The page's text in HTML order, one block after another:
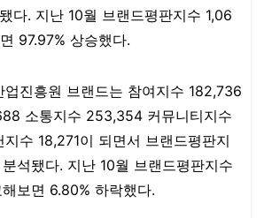
다. 지난 10월 브랜드평판지수 1,06
97.97% 상승했다.​
업진흥원 브랜드는 참여지수 182,736
소통지수 253,354 커뮤니티지수
수 18,271이 되면서 브랜드평판지
석됐다. 지난 10월 브랜드평판지수
보면 6.80% 하락했다.​